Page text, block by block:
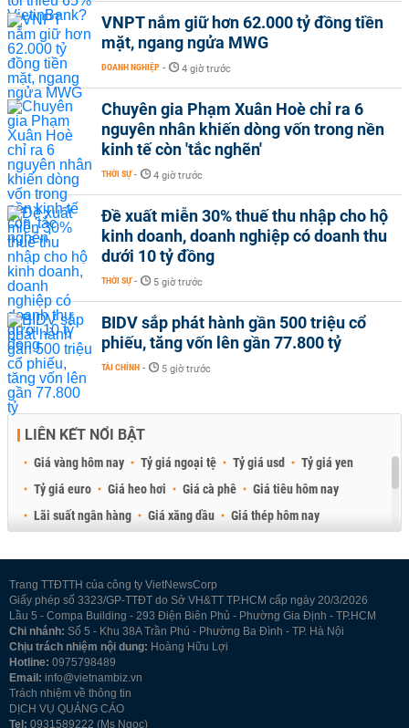
VNPT nắm giữ hơn 62.000 tỷ đồng tiền
mặt, ngang ngửa MWG
DOANH NGHIỆP - 4 giờ trước
Chuyên gia Phạm Xuân Hoè chỉ ra 6
nguyên nhân khiến dòng vốn trong nền
kinh tế còn 'tắc nghẽn'
THỜI SỰ - 4 giờ trước
Đề xuất miễn 30% thuế thu nhập cho hộ
kinh doanh, doanh nghiệp có doanh thu
dưới 10 tỷ đồng
THỜI SỰ - 5 giờ trước
BIDV sắp phát hành gần 500 triệu cổ
phiếu, tăng vốn lên gần 77.800 tỷ
TÀI CHÍNH - 5 giờ trước
LIÊN KẾT NỔI BẬT
Giá vàng hôm nay Tỷ giá ngoại tệ Tỷ giá usd
Tỷ giá yen
Tỷ giá euro
Giá heo hơi Giá cà phê
Giá tiêu hôm nay
Lãi suất ngân hàng
Giá xăng dầu
Giá thép hôm nay
Trang TTĐTTH của công ty VietNewsCorp
Giấy phép số 3323/GP-TTĐT do Sở VH&TT TP.HCM cấp ngày 20/3/2026
Lầu 5 - Compa Building - 293 Điện Biên Phủ - Phường Gia Định - TP.HCM
Chi nhánh: Số 5 - Khu 38A Trần Phú - Phường Ba Đình - TP. Hà Nội
Chịu trách nhiệm nội dung: Hoàng Hữu Lợi
Hotline: 0975798489
Email: info@vietnambiz.vn
Trách nhiệm về thông tin
DỊCH VỤ QUẢNG CÁO
Tel: 0931589222 (Ms Ngọc)